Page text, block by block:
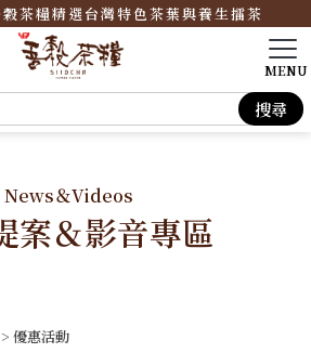
茶糧精選台灣特色茶葉與養生擂茶
News＆Videos
案＆影音專區
> 優惠活動